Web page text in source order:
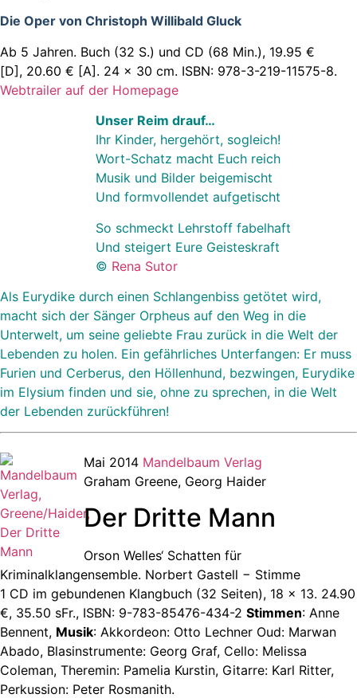
Die Oper von Christoph Willibald Gluck
Ab 5 Jahren. Buch (32 S.) und CD (68 Min.), 19.95 €
[D], 20.60 € [A]. 24 x 30 cm. ISBN: 978-3-219-11575-8.
Webtrailer auf der Homepage
Unser Reim drauf…
Ihr Kinder, hergehört, sogleich!
Wort-Schatz macht Euch reich
Musik und Bilder beigemischt
Und formvollendet aufgetischt
So schmeckt Lehrstoff fabelhaft
Und steigert Eure Geisteskraft
© Rena Sutor
Als Eurydike durch einen Schlangenbiss getötet wird,
macht sich der Sänger Orpheus auf den Weg in die
Unterwelt, um seine geliebte Frau zurück in die Welt der
Lebenden zu holen. Ein gefährliches Unterfangen: Er muss
Furien und Cerberus, den Höllenhund, bezwingen, Eurydike
im Elysium finden und sie, ohne zu sprechen, in die Welt
der Lebenden zurückführen!
Mai 2014 Mandelbaum Verlag
Graham Greene, Georg Haider
Der Dritte Mann
Orson Welles‘ Schatten für
Kriminalklangensemble. Norbert Gastell − Stimme
1 CD im gebundenen Klangbuch (32 Seiten), 18 x 13. 24.90
€, 35.50 sFr., ISBN: 9-783-85476-434-2 Stimmen: Anne
Bennent, Musik: Akkordeon: Otto Lechner Oud: Marwan
Abado, Blasinstrumente: Georg Graf, Cello: Melissa
Coleman, Theremin: Pamelia Kurstin, Gitarre: Karl Ritter,
Perkussion: Peter Rosmanith.